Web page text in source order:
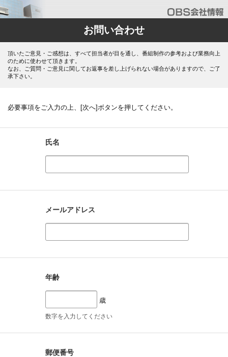
お問い合わせ
頂いたご意見・ご感想は、すべて担当者が目を通し、番組制作の参考および業務向上
のために使わせて頂きます。
なお、ご質問・ご意見に関してお返事を差し上げられない場合がありますので、ご了
承下さい。
必要事項をご入力の上、[次へ]ボタンを押してください。
氏名
メールアドレス
年齢
歳
数字を入力してください
郵便番号